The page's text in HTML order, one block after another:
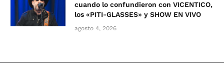
cuando lo confundieron con VICENTICO,
los «PITI-GLASSES» y SHOW EN VIVO
agosto 4, 2026